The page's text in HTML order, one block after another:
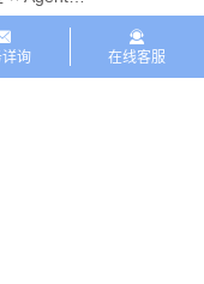
智造新浪
询 在线客服